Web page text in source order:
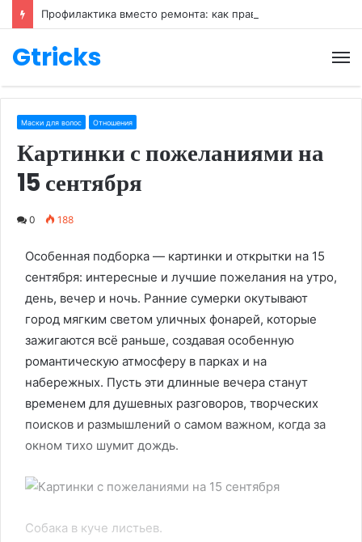
Gtricks
Маски для волос Отношения
Картинки с пожеланиями на
15 сентября
0 188
Особенная подборка — картинки и открытки на 15
сентября: интересные и лучшие пожелания на утро,
день, вечер и ночь. Ранние сумерки окутывают
город мягким светом уличных фонарей, которые
зажигаются всё раньше, создавая особенную
романтическую атмосферу в парках и на
набережных. Пусть эти длинные вечера станут
временем для душевных разговоров, творческих
поисков и размышлений о самом важном, когда за
окном тихо шумит дождь.
Собака в куче листьев.